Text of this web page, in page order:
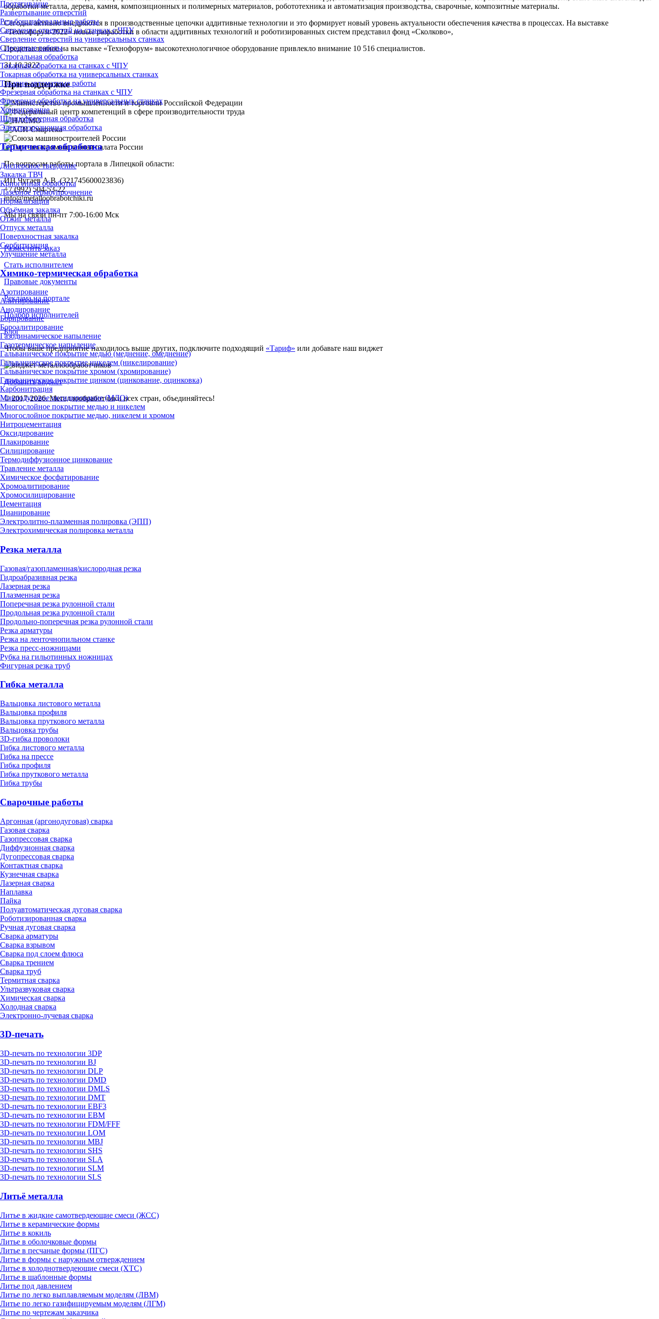
Протягивание
Развертывание отверстий
Резьбошлифовальные работы
Сверление отверстий на станках с ЧПУ
Сверление отверстий на универсальных станках
Слесарные работы
Строгальная обработка
Токарная обработка на станках с ЧПУ
Токарная обработка на универсальных станках
Токарно-автоматные работы
Фрезерная обработка на станках с ЧПУ
Фрезерная обработка на универсальных станках
Хонингование
Шлицефрезерная обработка
Электроэрозионная обработка
Термическая обработка
Дисперсное твердение
Закалка ТВЧ
Криогенная обработка
Лазерное термоупрочнение
Нормализация
Объёмная закалка
Отжиг металла
Отпуск металла
Поверхностная закалка
Сорбитизация
Улучшение металла
Химико-термическая обработка
Азотирование
Алитирование
Анодирование
Борирование
Бороалитирование
Газодинамическое напыление
Газотермическое напыление
Гальваническое покрытие медью (меднение, омеднение)
Гальваническое покрытие никелем (никелирование)
Гальваническое покрытие хромом (хромирование)
Гальваническое покрытие цинком (цинкование, оцинковка)
Карбонитрация
Микродуговое оксидирование (МДО)
Многослойное покрытие медью и никелем
Многослойное покрытие медью, никелем и хромом
Нитроцементация
Оксидирование
Плакирование
Силицирование
Термодиффузионное цинкование
Травление металла
Химическое фосфатирование
Хромоалитирование
Хромосилицирование
Цементация
Цианирование
Электролитно-плазменная полировка (ЭПП)
Электрохимическая полировка металла
Резка металла
Газовая/газопламенная/кислородная резка
Гидроабразивная резка
Лазерная резка
Плазменная резка
Поперечная резка рулонной стали
Продольная резка рулонной стали
Продольно-поперечная резка рулонной стали
Резка арматуры
Резка на ленточнопильном станке
Резка пресс-ножницами
Рубка на гильотинных ножницах
Фигурная резка труб
Гибка металла
Вальцовка листового металла
Вальцовка профиля
Вальцовка пруткового металла
Вальцовка трубы
3D-гибка проволоки
Гибка листового металла
Гибка на прессе
Гибка профиля
Гибка пруткового металла
Гибка трубы
Сварочные работы
Аргонная (аргонодуговая) сварка
Газовая сварка
Газопрессовая сварка
Диффузионная сварка
Дугопрессовая сварка
Контактная сварка
Кузнечная сварка
Лазерная сварка
Наплавка
Пайка
Полуавтоматическая дуговая сварка
Роботизированная сварка
Ручная дуговая сварка
Сварка арматуры
Сварка взрывом
Сварка под слоем флюса
Сварка трением
Сварка труб
Термитная сварка
Ультразвуковая сварка
Химическая сварка
Холодная сварка
Электронно-лучевая сварка
3D-печать
3D-печать по технологии 3DP
3D-печать по технологии BJ
3D-печать по технологии DLP
3D-печать по технологии DMD
3D-печать по технологии DMLS
3D-печать по технологии DMT
3D-печать по технологии EBF3
3D-печать по технологии EBM
3D-печать по технологии FDM/FFF
3D-печать по технологии LOM
3D-печать по технологии MBJ
3D-печать по технологии SHS
3D-печать по технологии SLA
3D-печать по технологии SLM
3D-печать по технологии SLS
Литьё металла
Литье в жидкие самотвердеющие смеси (ЖСС)
Литье в керамические формы
Литье в кокиль
Литье в оболочковые формы
Литье в песчаные формы (ПГС)
Литье в формы с наружным отверждением
Литье в холоднотвердеющие смеси (ХТС)
Литье в шаблонные формы
Литье под давлением
Литье по легко выплавляемым моделям (ЛВМ)
Литье по легко газифицируемым моделям (ЛГМ)
Литье по чертежам заказчика
обработки металла, дерева, камня, композиционных и полимерных материалов, робототехника и автоматизация производства, сварочные, композитные материалы.
Сегодня активно внедряются в производственные цепочки аддитивные технологии и это формирует новый уровень актуальности обеспечения качества в процессах. На выставке
«Технофорум-2022» новые разработки в области аддитивных технологий и роботизированных систем представил фонд «Сколково»,
Представленное на выставке «Технофорум» высокотехнологичное оборудование привлекло внимание 10 516 специалистов.
31.10.2022
При поддержке
По вопросам работы портала в Липецкой области:
ИП Чугаев А.В. (321745600023836)
+7 (992) 504-53-22
info@metalloobrabotchiki.ru
Мы на связи пн-пт 7:00-16:00 Мск
Разместить заказ
Стать исполнителем
Правовые документы
Реклама на портале
Подбор исполнителей
Блог
Чтобы ваше предприятие находилось выше других, подключите подходящий «Тариф» или добавьте наш виджет
Добавить виджет
© 2017-2026. Металлообработчики всех стран, объединяйтесь!